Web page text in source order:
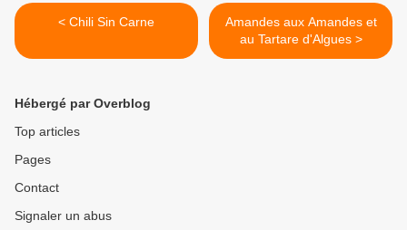
< Chili Sin Carne
Amandes aux Amandes et
au Tartare d'Algues >
Hébergé par Overblog
Top articles
Pages
Contact
Signaler un abus